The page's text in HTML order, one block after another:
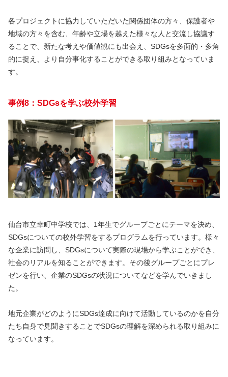
各プロジェクトに協力していただいた関係団体の方々、保護者や
地域の方々を含む、年齢や立場を越えた様々な人と交流し協議す
ることで、新たな考えや価値観にも出会え、SDGsを多面的・多角
的に捉え、より自分事化することができる取り組みとなっていま
す。
事例8：SDGsを学ぶ校外学習
仙台市立幸町中学校では、1年生でグループごとにテーマを決め、
SDGsについての校外学習をするプログラムを行っています。様々
な企業に訪問し、SDGsについて実際の現場から学ぶことができ、
社会のリアルを知ることができます。その後グループごとにプレ
ゼンを行い、企業のSDGsの状況についてなどを学んでいきまし
た。
地元企業がどのようにSDGs達成に向けて活動しているのかを自分
たち自身で見聞きすることでSDGsの理解を深められる取り組みに
なっています。